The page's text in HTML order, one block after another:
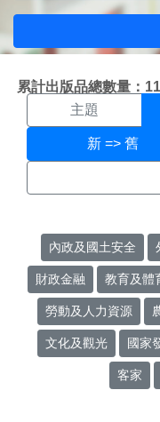
累計出版品總數量：
施政搜尋
主題
新 => 舊
內政及國土安全
財政金融 教育及體
勞動及人力資源
文化及觀光 國家
客家